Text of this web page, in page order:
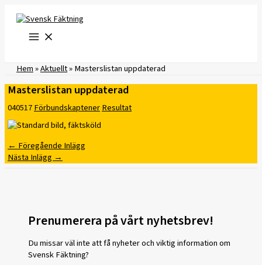
innehåll
Hem»Aktuellt»Masterslistan uppdaterad
Masterslistan uppdaterad
040517FörbundskaptenerResultat
← Föregående Inlägg
Nästa Inlägg →
Prenumerera på vårt nyhetsbrev!
Du missar väl inte att få nyheter och viktig information om
Svensk Fäktning?